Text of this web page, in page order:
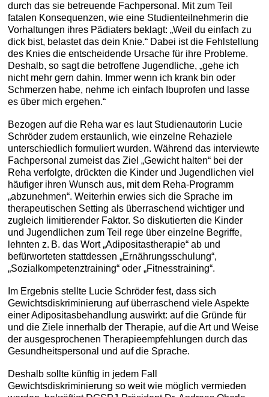
durch das sie betreuende Fachpersonal. Mit zum Teil
fatalen Konsequenzen, wie eine Studienteilnehmerin die
Vorhaltungen ihres Pädiaters beklagt: „Weil du einfach zu
dick bist, belastet das dein Knie.“ Dabei ist die Fehlstellung
des Knies die entscheidende Ursache für ihre Probleme.
Deshalb, so sagt die betroffene Jugendliche, „gehe ich
nicht mehr gern dahin. Immer wenn ich krank bin oder
Schmerzen habe, nehme ich einfach Ibuprofen und lasse
es über mich ergehen.“
Bezogen auf die Reha war es laut Studienautorin Lucie
Schröder zudem erstaunlich, wie einzelne Rehaziele
unterschiedlich formuliert wurden. Während das interviewte
Fachpersonal zumeist das Ziel „Gewicht halten“ bei der
Reha verfolgte, drückten die Kinder und Jugendlichen viel
häufiger ihren Wunsch aus, mit dem Reha-Programm
„abzunehmen“. Weiterhin erwies sich die Sprache im
therapeutischen Setting als überraschend wichtiger und
zugleich limitierender Faktor. So diskutierten die Kinder
und Jugendlichen zum Teil rege über einzelne Begriffe,
lehnten z. B. das Wort „Adipositastherapie“ ab und
befürworteten stattdessen „Ernährungsschulung“,
„Sozialkompetenztraining“ oder „Fitnesstraining“.
Im Ergebnis stellte Lucie Schröder fest, dass sich
Gewichtsdiskriminierung auf überraschend viele Aspekte
einer Adipositasbehandlung auswirkt: auf die Gründe für
und die Ziele innerhalb der Therapie, auf die Art und Weise
der ausgesprochenen Therapieempfehlungen durch das
Gesundheitspersonal und auf die Sprache.
Deshalb sollte künftig in jedem Fall
Gewichtsdiskriminierung so weit wie möglich vermieden